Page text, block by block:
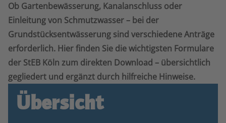
Ob Gartenbewässerung, Kanalanschluss oder
Einleitung von Schmutzwasser – bei der
Grundstücksentwässerung sind verschiedene Anträge
erforderlich. Hier finden Sie die wichtigsten Formulare
der StEB Köln zum direkten Download – übersichtlich
gegliedert und ergänzt durch hilfreiche Hinweise.
Übersicht